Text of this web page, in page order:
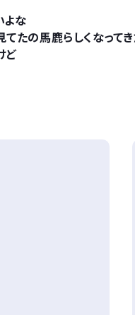
よな
たの馬鹿らしくなって
ど